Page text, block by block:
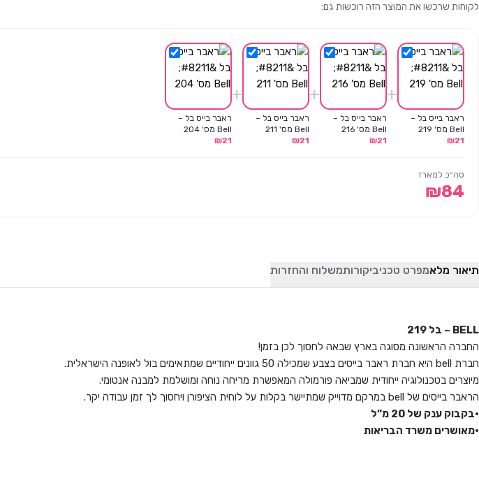
לקוחות שרכשו את המוצר הזה רוכשות גם:
ראבר בייס בל –
Bell מס' 219
₪21
+
ראבר בייס בל –
Bell מס' 216
₪21
+
ראבר בייס בל –
Bell מס' 211
₪21
+
ראבר בייס בל –
Bell מס' 204
₪21
סה״כ למארז
₪84
תיאור מלאמפרט טכניביקורותמשלוח והחזרות
BELL – בל 219
החברה הראשונה מסוגה בארץ שבאה לחסוך לכן בזמן!
חברת bell היא חברת ראבר בייסים בצבע שמכילה 50 גוונים ייחודיים שמתאימים בול לאופנה הישראלית.
מיוצרים בטכנולוגיה ייחודית שמביאה פורמולה המאפשרת מריחה נוחה ומושלמת למבנה אנטומי.
הראבר בייסים של bell במרקם מדוייק שמתיישר בקלות על לוחית הציפורן ויחסוך לך זמן עבודה יקר.
•בקבוק ענק של 20 מ”ל
•מאושרים משרד הבריאות